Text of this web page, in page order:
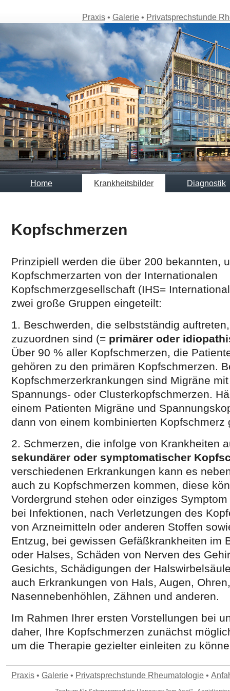
Praxis • Galerie • Privatsprechstunde
Home Krankheitsbilder Diagnostik
Kopfschmerzen
Prinzipiell werden die über 200 bekannten,
Kopfschmerzarten von der Internationalen
Kopfschmerzgesellschaft (IHS=
zwei große Gruppen eingeteilt:
1. Beschwerden, die selbstständig
zuzuordnen sind (= primärer oder
Über 90 % aller Kopfschmerzen, die
gehören zu den primären Kopfschmerzen.
Kopfschmerzerkrankungen sind Migräne
Spannungs- oder Clusterkopfschmerzen.
einem Patienten Migräne und
dann von einem kombinierten Kopfschmerz
2. Schmerzen, die infolge von Krankheiten
sekundärer oder symptomatischer
verschiedenen Erkrankungen kann es
auch zu Kopfschmerzen kommen, diese
Vordergrund stehen oder einziges
bei Infektionen, nach Verletzungen des
von Arzneimitteln oder anderen Stoffen
Entzug, bei gewissen Gefäßkrankheiten im
oder Halses, Schäden von Nerven des
Gesichts, Schädigungen der
auch Erkrankungen von Hals, Augen,
Nasennebenhöhlen, Zähnen und anderen.
Im Rahmen Ihrer ersten Vorstellungen bei
daher, Ihre Kopfschmerzen zunächst
um die Therapie gezielter einleiten zu
Praxis • Galerie • Privatsprechstunde Rheumatologie •